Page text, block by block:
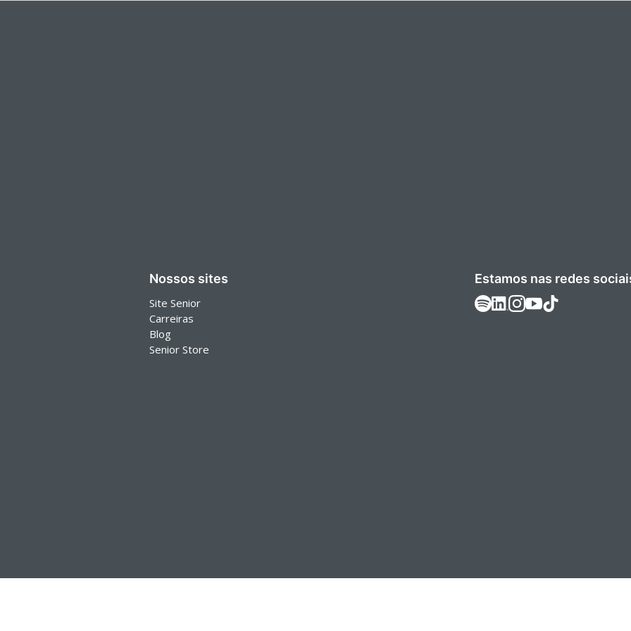
Nossos sites
Site Senior
Carreiras
Blog
Senior Store
Estamos nas redes